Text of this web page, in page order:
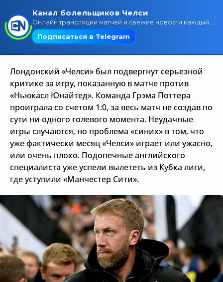
Лондонский «Челси» был подвергнут серьезной
критике за игру, показанную в матче против
«Ньюкасл Юнайтед». Команда Грэма Поттера
проиграла со счетом 1:0, за весь матч не создав по
сути ни одного голевого момента. Неудачные
игры случаются, но проблема «синих» в том, что
уже фактически месяц «Челси» играет или ужасно,
или очень плохо. Подопечные английского
специалиста уже успели вылететь из Кубка лиги,
где уступили «Манчестер Сити».
Поиск по сайту
Трансляции
О сайте
Контакты